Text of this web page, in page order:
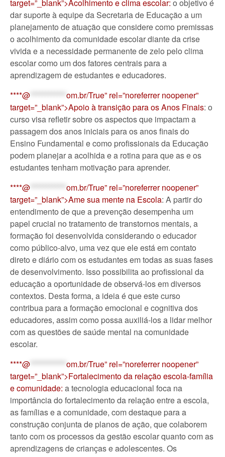
target=”_blank”>Acolhimento e clima escolar: o objetivo é
dar suporte à equipe da Secretaria de Educação a um
planejamento de atuação que considere como premissas
o acolhimento da comunidade escolar diante da crise
vivida e a necessidade permanente de zelo pelo clima
escolar como um dos fatores centrais para a
aprendizagem de estudantes e educadores.
****@
om.br/True” rel=”noreferrer noopener”
target=”_blank”>Apoio à transição para os Anos Finais: o
curso visa refletir sobre os aspectos que impactam a
passagem dos anos iniciais para os anos finais do
Ensino Fundamental e como profissionais da Educação
podem planejar a acolhida e a rotina para que as e os
estudantes tenham motivação para aprender.
****@
om.br/True” rel=”noreferrer noopener”
target=”_blank”>Ame sua mente na Escola: A partir do
entendimento de que a prevenção desempenha um
papel crucial no tratamento de transtornos mentais, a
formação foi desenvolvida considerando o educador
como público-alvo, uma vez que ele está em contato
direto e diário com os estudantes em todas as suas fases
de desenvolvimento. Isso possibilita ao profissional da
educação a oportunidade de observá-los em diversos
contextos. Desta forma, a ideia é que este curso
contribua para a formação emocional e cognitiva dos
educadores, assim como possa auxiliá-los a lidar melhor
com as questões de saúde mental na comunidade
escolar.
****@
om.br/True” rel=”noreferrer noopener”
target=”_blank”>Fortalecimento da relação escola-família
e comunidade: a tecnologia educacional foca na
importância do fortalecimento da relação entre a escola,
as famílias e a comunidade, com destaque para a
construção conjunta de planos de ação, que colaborem
tanto com os processos da gestão escolar quanto com as
aprendizagens de crianças e adolescentes. Os